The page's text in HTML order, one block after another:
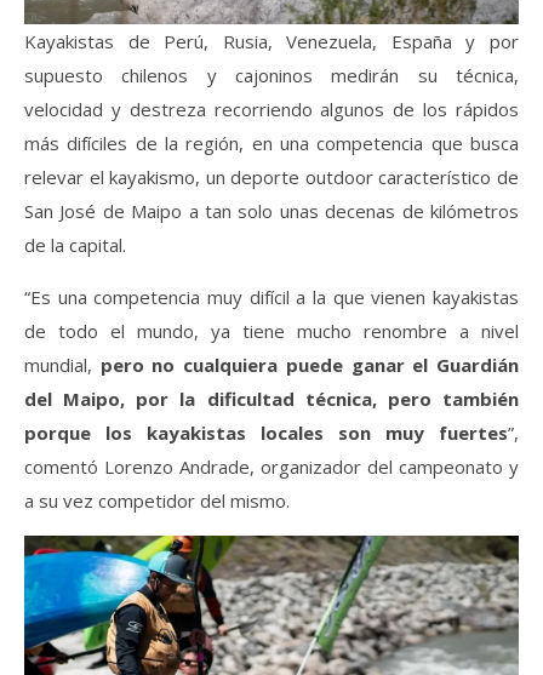
Kayakistas de Perú, Rusia, Venezuela, España y por
supuesto chilenos y cajoninos medirán su técnica,
velocidad y destreza recorriendo algunos de los rápidos
más difíciles de la región, en una competencia que busca
relevar el kayakismo, un deporte outdoor característico de
San José de Maipo a tan solo unas decenas de kilómetros
de la capital.
“Es una competencia muy difícil a la que vienen kayakistas
de todo el mundo, ya tiene mucho renombre a nivel
mundial, pero no cualquiera puede ganar el Guardián
del Maipo, por la dificultad técnica, pero también
porque los kayakistas locales son muy fuertes”,
comentó Lorenzo Andrade, organizador del campeonato y
a su vez competidor del mismo.